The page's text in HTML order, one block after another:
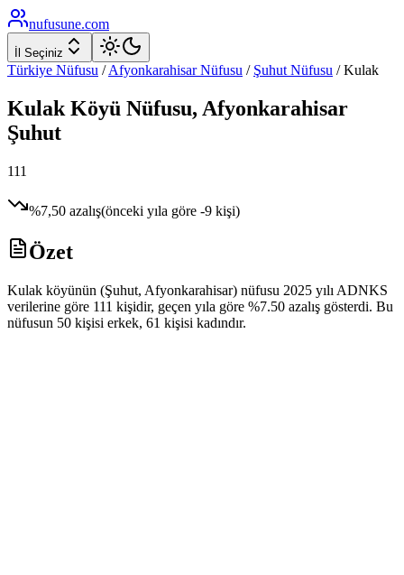
nufusune.com
İl Seçiniz
Türkiye Nüfusu / AfyonkarahisarNüfusu / Şuhut Nüfusu /Kulak
Kulak Köyü Nüfusu, Afyonkarahisar
Şuhut
111
%7,50 azalış(önceki yıla göre -9 kişi)
Özet
Kulak köyünün (Şuhut, Afyonkarahisar) nüfusu 2025 yılı ADNKS
verilerine göre 111 kişidir, geçen yıla göre %7.50 azalış gösterdi. Bu
nüfusun 50 kişisi erkek, 61 kişisi kadındır.